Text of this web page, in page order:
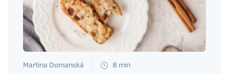
Martina Domanská 8 min